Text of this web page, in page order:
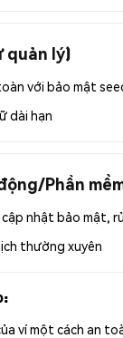
quản lý)
với bảo mật
dài hạn
Phần
nhật bảo mật,
thường xuyên
ví một cách an